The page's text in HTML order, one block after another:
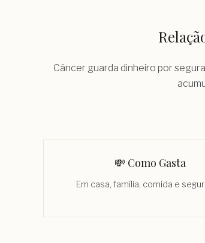
Câncer guarda dinheiro por
💸 Como Gasta
Em casa, família, comida e